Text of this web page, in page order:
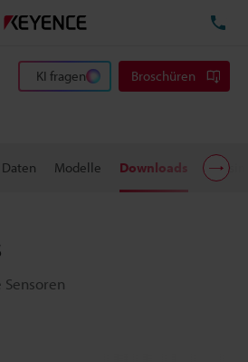
KI fragen Broschüren
Modelle Downloads